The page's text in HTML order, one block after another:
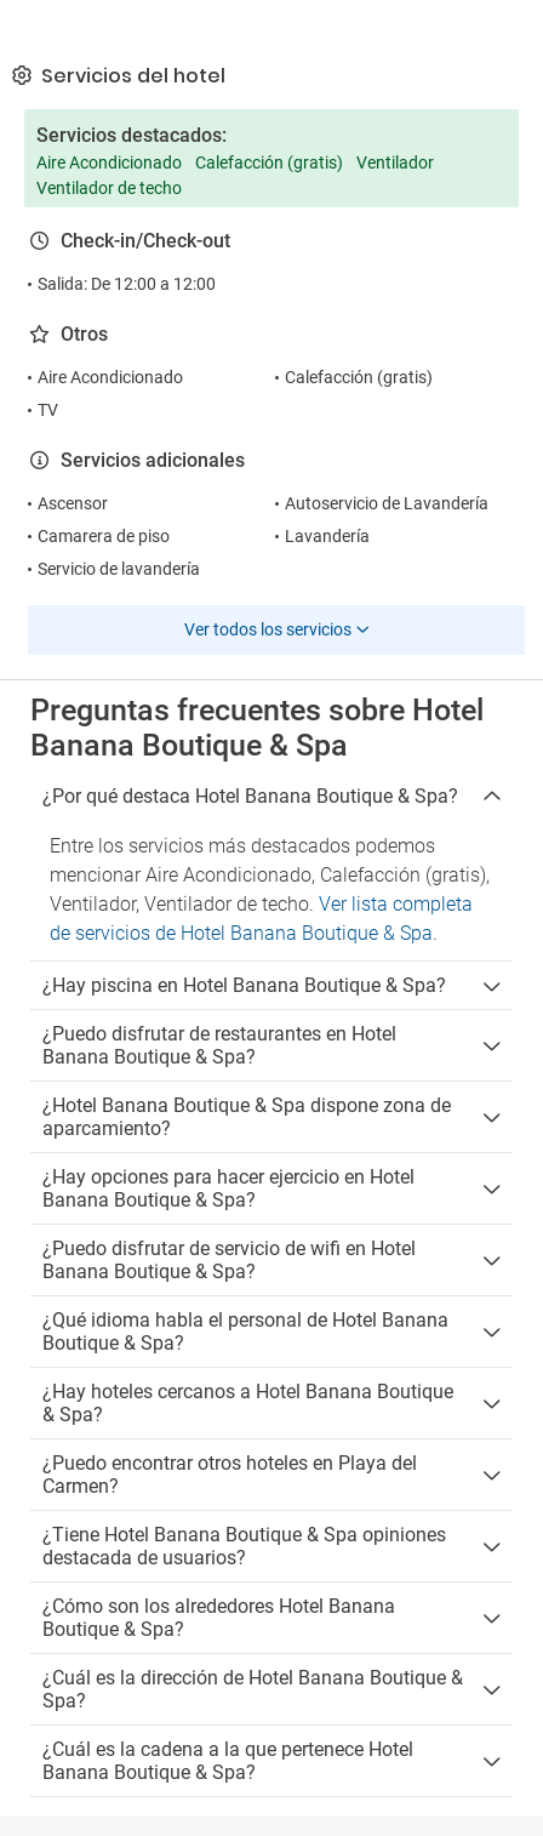
Servicios del hotel
Servicios destacados:
Aire Acondicionado Calefacción (gratis)
Ventilador
Ventilador de techo
Check-in/Check-out
Salida: De 12:00 a 12:00
Otros
Aire Acondicionado
Calefacción (gratis)
TV
Servicios adicionales
Ascensor
Autoservicio de Lavandería
Camarera de piso
Lavandería
Servicio de lavandería
Ver todos los servicios
Preguntas frecuentes sobre Hotel
Banana Boutique & Spa
¿Por qué destaca Hotel Banana Boutique & Spa?
Entre los servicios más destacados podemos
mencionar Aire Acondicionado, Calefacción (gratis),
Ventilador, Ventilador de techo. Ver lista completa
de servicios de Hotel Banana Boutique & Spa.
¿Hay piscina en Hotel Banana Boutique & Spa?
¿Puedo disfrutar de restaurantes en Hotel
Banana Boutique & Spa?
¿Hotel Banana Boutique & Spa dispone zona de
aparcamiento?
¿Hay opciones para hacer ejercicio en Hotel
Banana Boutique & Spa?
¿Puedo disfrutar de servicio de wifi en Hotel
Banana Boutique & Spa?
¿Qué idioma habla el personal de Hotel Banana
Boutique & Spa?
¿Hay hoteles cercanos a Hotel Banana Boutique
& Spa?
¿Puedo encontrar otros hoteles en Playa del
Carmen?
¿Tiene Hotel Banana Boutique & Spa opiniones
destacada de usuarios?
¿Cómo son los alrededores Hotel Banana
Boutique & Spa?
¿Cuál es la dirección de Hotel Banana Boutique &
Spa?
¿Cuál es la cadena a la que pertenece Hotel
Banana Boutique & Spa?